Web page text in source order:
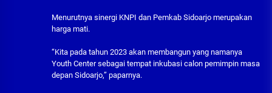
Menurutnya sinergi KNPI dan Pemkab Sidoarjo merupakan
harga mati.
“Kita pada tahun 2023 akan membangun yang namanya
Youth Center sebagai tempat inkubasi calon pemimpin masa
depan Sidoarjo,” paparnya.